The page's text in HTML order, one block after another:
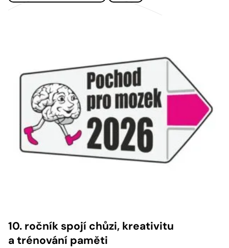
10. ročník spojí chůzi, kreativitu
a trénování paměti